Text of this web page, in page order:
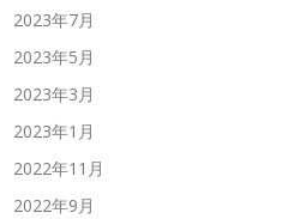
2023年7月
2023年5月
2023年3月
2023年1月
2022年11月
2022年9月